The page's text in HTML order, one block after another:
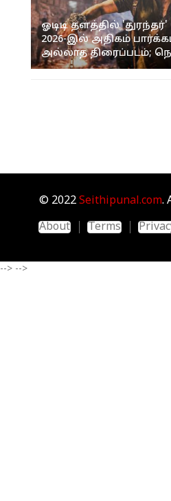
ஓடிடி தளத்தில்
2026-இல் அதிகம்
அல்லாத திரைப்படம்;
© 2022 Seithipunal.com.
About
Terms
--> -->